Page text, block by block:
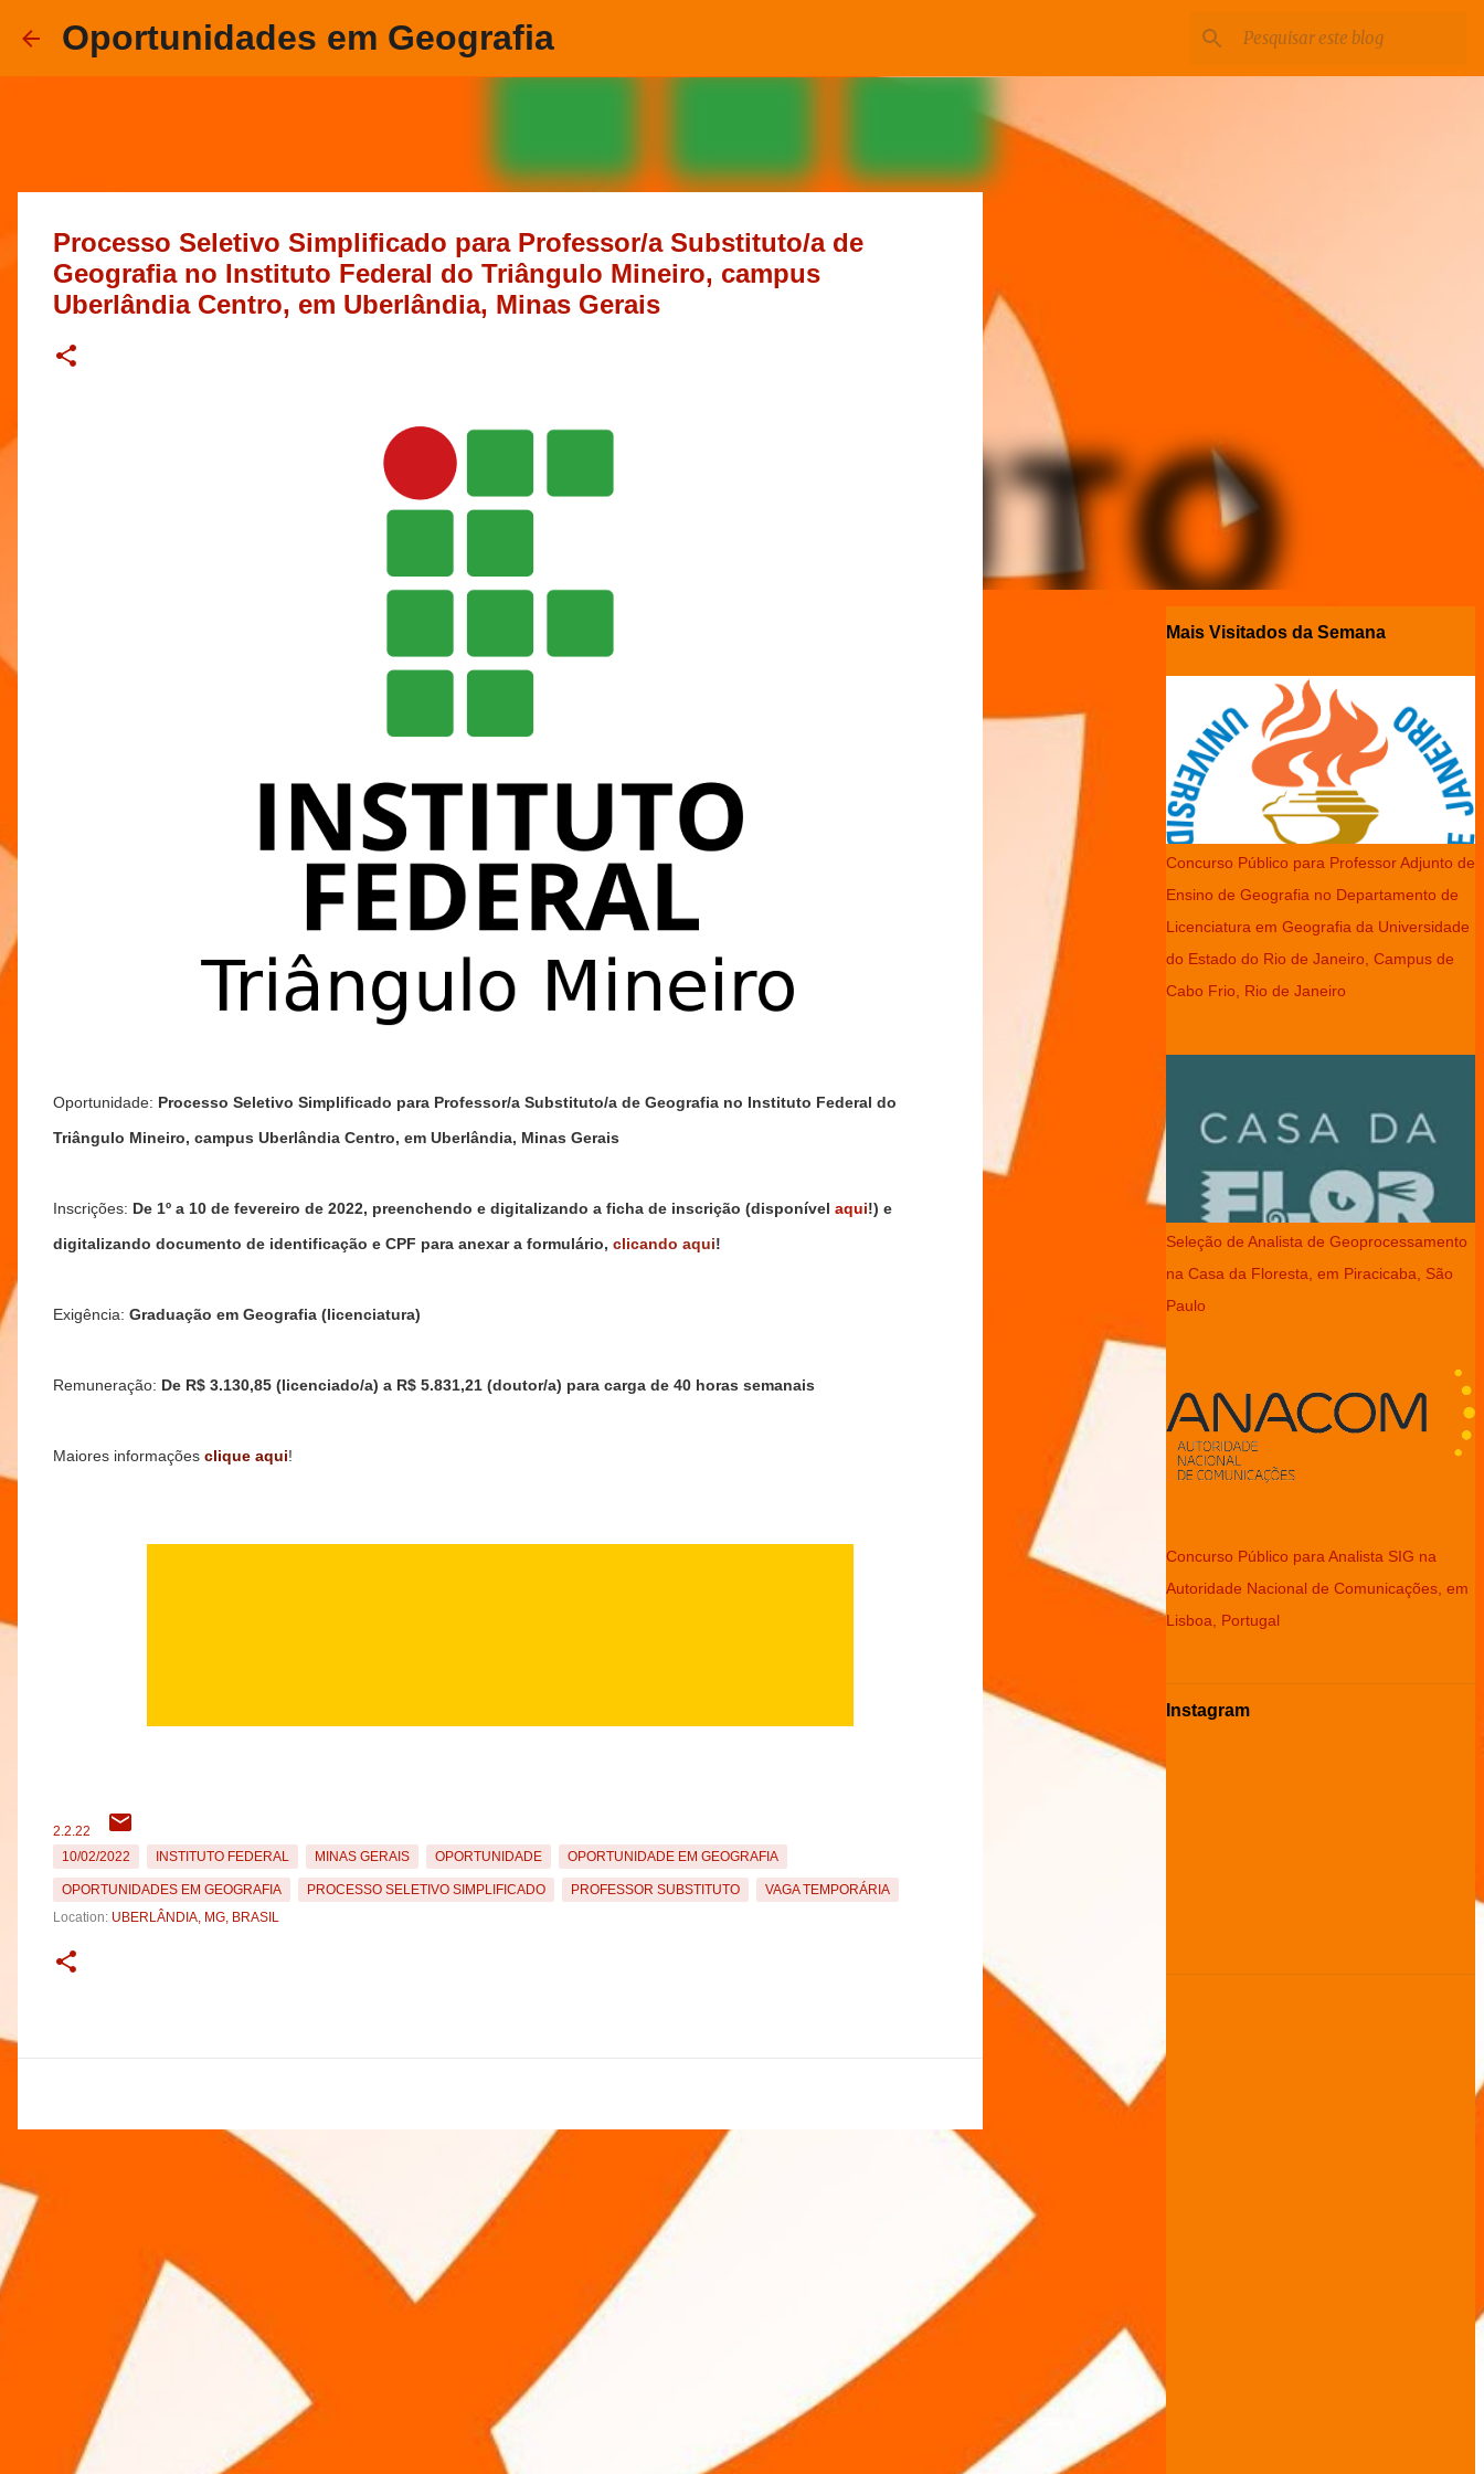
Oportunidades em Geografia
Processo Seletivo Simplificado para Professor/a Substituto/a de
Geografia no Instituto Federal do Triângulo Mineiro, campus
Uberlândia Centro, em Uberlândia, Minas Gerais
Oportunidade: Processo Seletivo Simplificado para Professor/a Substituto/a de Geografia no Instituto Federal do
Triângulo Mineiro, campus Uberlândia Centro, em Uberlândia, Minas Gerais
Inscrições: De 1º a 10 de fevereiro de 2022, preenchendo e digitalizando a ficha de inscrição (disponível aqui!) e
digitalizando documento de identificação e CPF para anexar a formulário, clicando aqui!
Exigência: Graduação em Geografia (licenciatura)
Remuneração: De R$ 3.130,85 (licenciado/a) a R$ 5.831,21 (doutor/a) para carga de 40 horas semanais
Maiores informações clique aqui!
2.2.22
10/02/2022
INSTITUTO FEDERAL MINAS GERAIS OPORTUNIDADE OPORTUNIDADE EM GEOGRAFIA
OPORTUNIDADES EM GEOGRAFIA PROCESSO SELETIVO SIMPLIFICADO PROFESSOR SUBSTITUTO
VAGA TEMPORÁRIA
Location: UBERLÂNDIA, MG, BRASIL
Mais Visitados da Semana
Concurso Público para Professor Adjunto de
Ensino de Geografia no Departamento de
Licenciatura em Geografia da Universidade
do Estado do Rio de Janeiro, Campus de
Cabo Frio, Rio de Janeiro
Seleção de Analista de Geoprocessamento
na Casa da Floresta, em Piracicaba, São
Paulo
Concurso Público para Analista SIG na
Autoridade Nacional de Comunicações, em
Lisboa, Portugal
Instagram